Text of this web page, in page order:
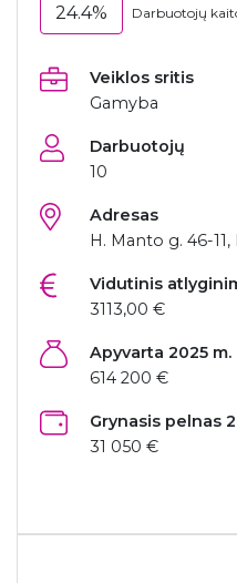
24.4% Darbuotojų
Veiklos sritis
Gamyba
Darbuotojų
10
Adresas
H. Manto g. 46-11,
Vidutinis
3113,00 €
Apyvarta 2025 m.
614 200 €
Grynasis pelnas
31 050 €